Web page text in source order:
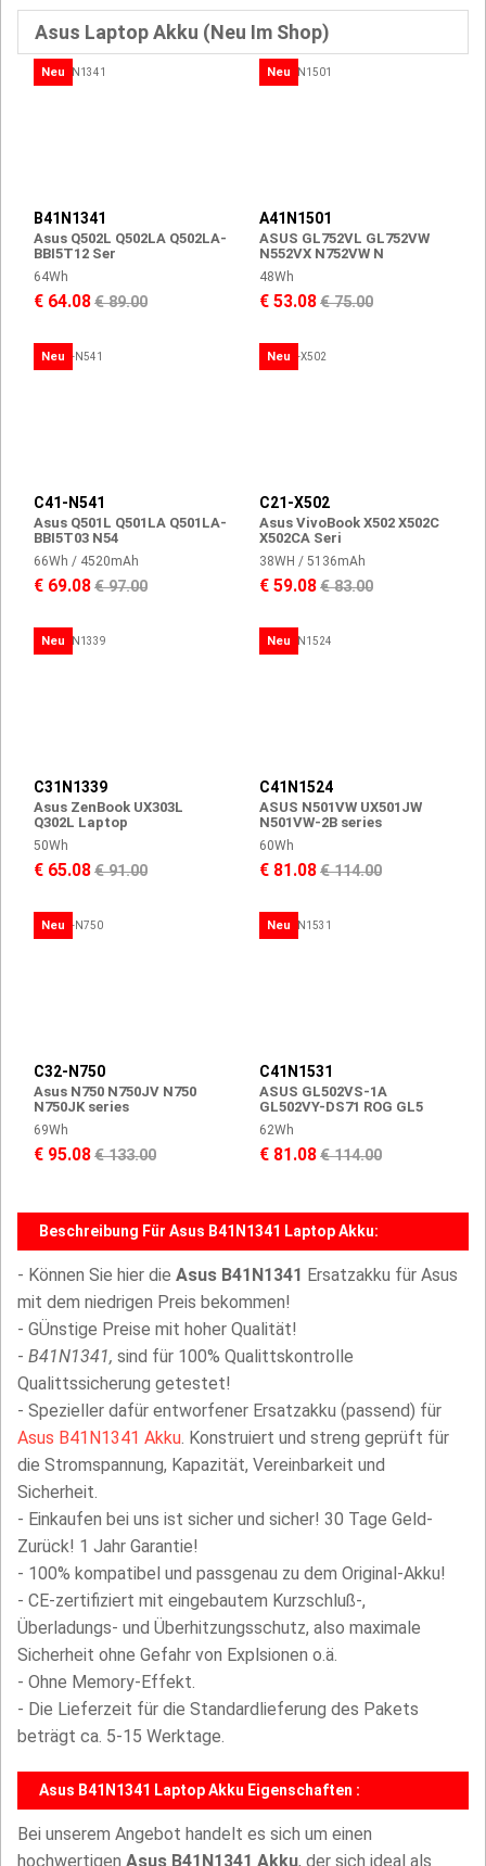
Asus Laptop Akku (Neu Im Shop)
Neu
B41N1341
Asus Q502L Q502LA Q502LA-
BBI5T12 Ser
64Wh
€ 64.08€ 89.00
Neu
A41N1501
ASUS GL752VL GL752VW
N552VX N752VW N
48Wh
€ 53.08€ 75.00
Neu
C41-N541
Asus Q501L Q501LA Q501LA-
BBI5T03 N54
66Wh / 4520mAh
€ 69.08€ 97.00
Neu
C21-X502
Asus VivoBook X502 X502C
X502CA Seri
38WH / 5136mAh
€ 59.08€ 83.00
Neu
C31N1339
Asus ZenBook UX303L
Q302L Laptop
50Wh
€ 65.08€ 91.00
Neu
C41N1524
ASUS N501VW UX501JW
N501VW-2B series
60Wh
€ 81.08€ 114.00
Neu
C32-N750
Asus N750 N750JV N750
N750JK series
69Wh
€ 95.08€ 133.00
Neu
C41N1531
ASUS GL502VS-1A
GL502VY-DS71 ROG GL5
62Wh
€ 81.08€ 114.00
Beschreibung Für Asus B41N1341 Laptop Akku:
- Können Sie hier die Asus B41N1341 Ersatzakku für Asus
mit dem niedrigen Preis bekommen!
- GÜnstige Preise mit hoher Qualität!
- B41N1341, sind für 100% Qualittskontrolle
Qualittssicherung getestet!
- Spezieller dafür entworfener Ersatzakku (passend) für
Asus B41N1341 Akku. Konstruiert und streng geprüft für
die Stromspannung, Kapazität, Vereinbarkeit und
Sicherheit.
- Einkaufen bei uns ist sicher und sicher! 30 Tage Geld-
Zurück! 1 Jahr Garantie!
- 100% kompatibel und passgenau zu dem Original-Akku!
- CE-zertifiziert mit eingebautem Kurzschluß-,
Überladungs- und Überhitzungsschutz, also maximale
Sicherheit ohne Gefahr von Explsionen o.ä.
- Ohne Memory-Effekt.
- Die Lieferzeit für die Standardlieferung des Pakets
beträgt ca. 5-15 Werktage.
Asus B41N1341 Laptop Akku Eigenschaften :
Bei unserem Angebot handelt es sich um einen
hochwertigen Asus B41N1341 Akku, der sich ideal als